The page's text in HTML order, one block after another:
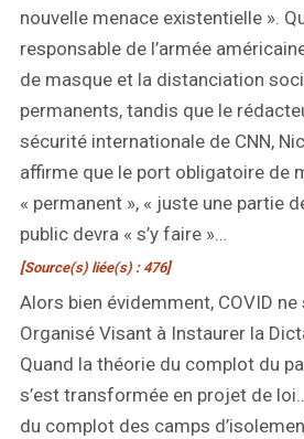
nouvelle menace existentielle ».
responsable de l’armée
de masque et la distanciation
permanents, tandis que le
sécurité internationale de CNN,
affirme que le port obligatoire de
« permanent », « juste une partie
public devra « s’y faire »…
[Source(s) liée(s) : 476]
Alors bien évidemment, COVID
Organisé Visant à Instaurer la
Quand la théorie du complot du
s’est transformée en projet de
du complot des camps